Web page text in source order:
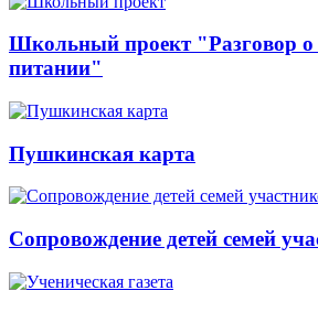
Школьный проект "Разговор
питании"
Пушкинская карта
Сопровождение детей семей